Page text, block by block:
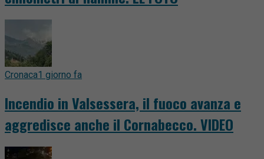
Cronaca1 giorno fa
Incendio in Valsessera, il fuoco avanza e
aggredisce anche il Cornabecco. VIDEO